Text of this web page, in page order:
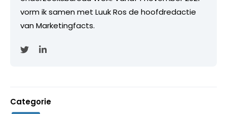
vorm ik samen met Luuk Ros de hoofdredactie
van Marketingfacts.
Categorie